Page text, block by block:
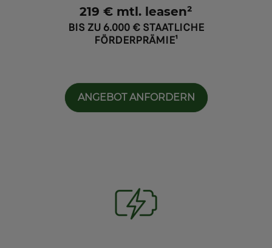
219 € mtl. leasen²
BIS ZU 6.000 € STAATLICHE
FÖRDERPRÄMIE¹
ANGEBOT ANFORDERN